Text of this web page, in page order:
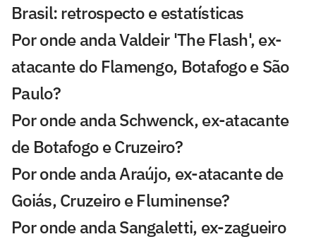
Brasil: retrospecto e estatísticas
Por onde anda Valdeir 'The Flash', ex-
atacante do Flamengo, Botafogo e São
Paulo?
Por onde anda Schwenck, ex-atacante
de Botafogo e Cruzeiro?
Por onde anda Araújo, ex-atacante de
Goiás, Cruzeiro e Fluminense?
Por onde anda Sangaletti, ex-zagueiro